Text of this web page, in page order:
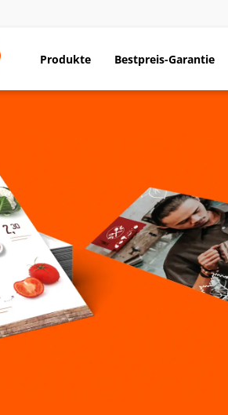
Produkte Bestpreis-Garantie